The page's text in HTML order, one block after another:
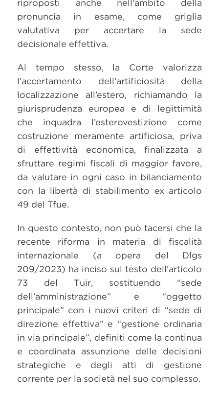
riproposti anche nell’ambito della
pronuncia in esame, come griglia
valutativa per accertare la sede
decisionale effettiva.
Al tempo stesso, la Corte valorizza
l’accertamento dell’artificiosità della
localizzazione all’estero, richiamando la
giurisprudenza europea e di legittimità
che inquadra l’esterovestizione come
costruzione meramente artificiosa, priva
di effettività economica, finalizzata a
sfruttare regimi fiscali di maggior favore,
da valutare in ogni caso in bilanciamento
con la libertà di stabilimento ex articolo
49 del Tfue.
In questo contesto, non può tacersi che la
recente riforma in materia di fiscalità
internazionale (a opera del Dlgs
209/2023) ha inciso sul testo dell’articolo
73 del Tuir, sostituendo “sede
dell’amministrazione” e “oggetto
principale” con i nuovi criteri di “sede di
direzione effettiva” e “gestione ordinaria
in via principale”, definiti come la continua
e coordinata assunzione delle decisioni
strategiche e degli atti di gestione
corrente per la società nel suo complesso.